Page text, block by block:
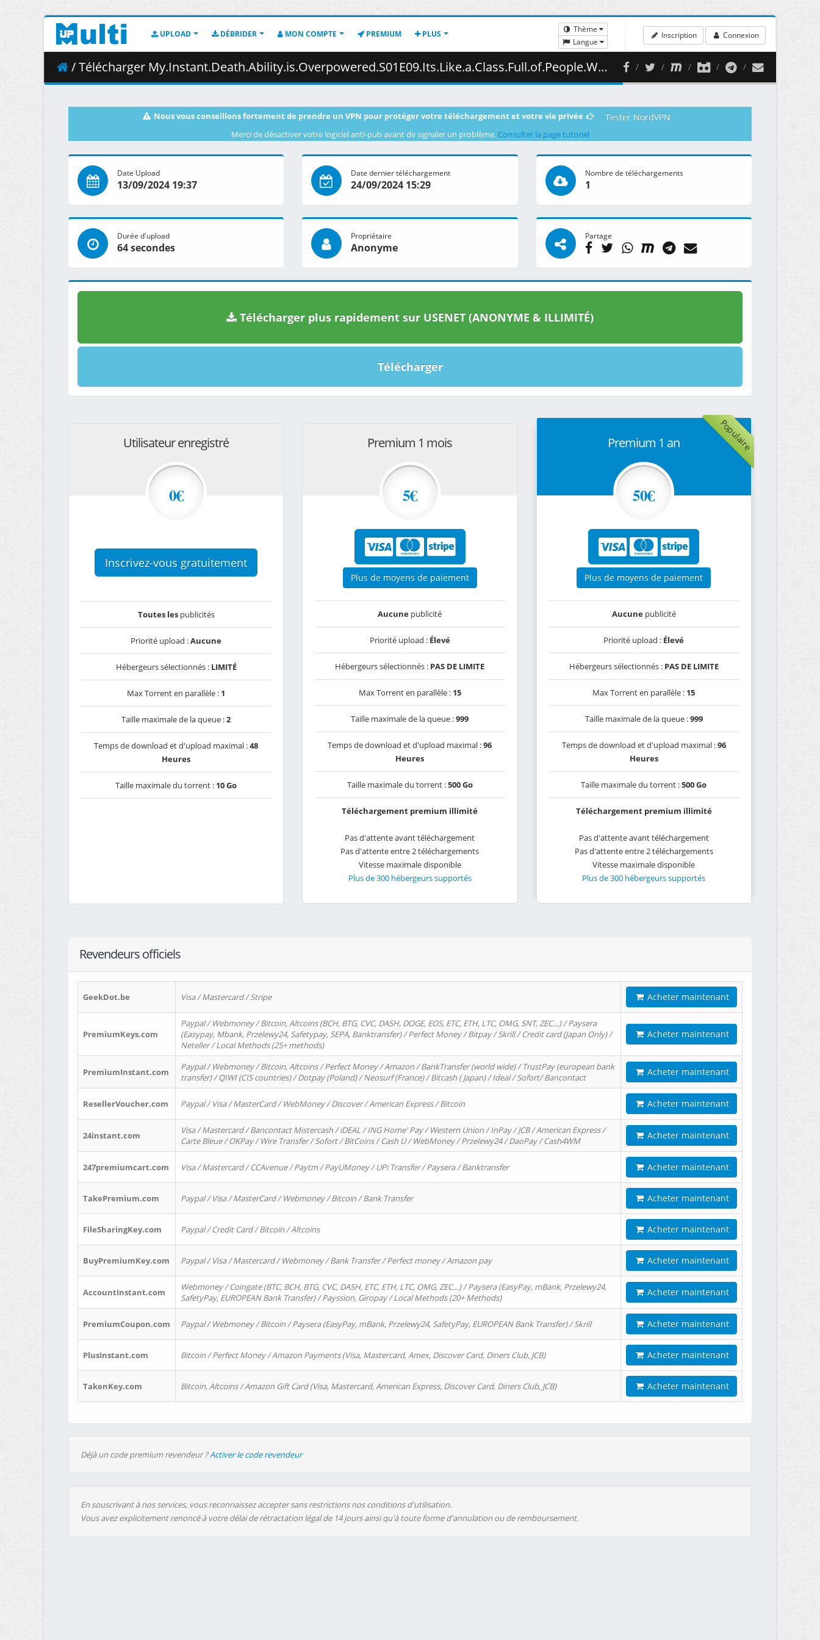
UPLOAD DÉBRIDER MON COMPTE PREMIUM PLUS
Thème
Langue
Inscription Connexion
/ Télécharger My.Instant.Death.Ability.is.Overpowered.S01E09.Its.Like.a.Class.Full.of.People.Who.Only.Want.to.Save.Themselves.1080p.AMZN.WEB-DL.DDP2.0.H.264.DUAL-VARYG.mkv.001 ( 499.16 MB )
Nous vous conseillons fortement de prendre un VPN pour protéger votre téléchargement et votre vie privée Tester NordVPN
Merci de désactiver votre logiciel anti-pub avant de signaler un problème. Consulter la page tutoriel
Date Upload
13/09/2024 19:37
Date dernier téléchargement
24/09/2024 15:29
Nombre de téléchargements
1
Durée d'upload
64 secondes
Propriétaire
Anonyme
Partage
Télécharger plus rapidement sur USENET (ANONYME & ILLIMITÉ)
Télécharger
Utilisateur enregistré
0€
Inscrivez-vous gratuitement
Toutes lespublicités
Priorité upload :Aucune
Hébergeurs sélectionnés : LIMITÉ
Max Torrent en parallèle : 1
Taille maximale de la queue :2
Temps de download et d'upload maximal :48
Heures
Taille maximale du torrent : 10 Go
Premium 1 mois
5€
Plus de moyens de paiement
Aucune publicité
Priorité upload : Élevé
Hébergeurs sélectionnés : PAS DE LIMITE
Max Torrent en parallèle : 15
Taille maximale de la queue :999
Temps de download et d'upload maximal :96
Heures
Taille maximale du torrent :500 Go
Téléchargement premium illimité
Pas d'attente avant téléchargement
Pas d'attente entre 2 téléchargements
Vitesse maximale disponible
Plus de 300 hébergeurs supportés
Populaire
Premium 1 an
50€
Plus de moyens de paiement
Aucunepublicité
Priorité upload : Élevé
Hébergeurs sélectionnés : PAS DE LIMITE
Max Torrent en parallèle : 15
Taille maximale de la queue :999
Temps de download et d'upload maximal :96
Heures
Taille maximale du torrent :500 Go
Téléchargement premium illimité
Pas d'attente avant téléchargement
Pas d'attente entre 2 téléchargements
Vitesse maximale disponible
Plus de 300 hébergeurs supportés
Revendeurs officiels
GeekDot.be Visa / Mastercard / Stripe Acheter maintenant
PremiumKeys.com
Paypal / Webmoney / Bitcoin, Altcoins (BCH, BTG, CVC, DASH, DOGE, EOS, ETC, ETH, LTC, OMG, SNT, ZEC…) / Paysera
(Easypay, Mbank, Przelewy24, Safetypay, SEPA, Banktransfer) / Perfect Money / Bitpay / Skrill / Credit card (Japan Only) /
Neteller / Local Methods (25+ methods)
Acheter maintenant
PremiumInstant.com
Paypal / Webmoney / Bitcoin, Altcoins / Perfect Money / Amazon / BankTransfer (world wide) / TrustPay (european bank
transfer) / QIWI (CIS countries) / Dotpay (Poland) / Neosurf (France) / Bitcash ( Japan) / Ideal / Sofort/ Bancontact
Acheter maintenant
ResellerVoucher.com Paypal / Visa / MasterCard / WebMoney / Discover / American Express / Bitcoin Acheter maintenant
24instant.com
Visa / Mastercard / Bancontact Mistercash / iDEAL / ING Home' Pay / Western Union / InPay / JCB / American Express /
Carte Bleue / OKPay / Wire Transfer / Sofort / BitCoins / Cash U / WebMoney / Przelewy24 / DaoPay / Cash4WM
Acheter maintenant
247premiumcart.com Visa / Mastercard / CCAvenue / Paytm / PayUMoney / UPi Transfer / Paysera / Banktransfer Acheter maintenant
TakePremium.com Paypal / Visa / MasterCard / Webmoney / Bitcoin / Bank Transfer Acheter maintenant
FileSharingKey.com Paypal / Credit Card / Bitcoin / Altcoins Acheter maintenant
BuyPremiumKey.com Paypal / Visa / Mastercard / Webmoney / Bank Transfer / Perfect money / Amazon pay Acheter maintenant
AccountInstant.com
Webmoney / Coingate (BTC, BCH, BTG, CVC, DASH, ETC, ETH, LTC, OMG, ZEC…) / Paysera (EasyPay, mBank, Przelewy24,
SafetyPay, EUROPEAN Bank Transfer) / Payssion, Giropay / Local Methods (20+ Methods)
Acheter maintenant
PremiumCoupon.com Paypal / Webmoney / Bitcoin / Paysera (EasyPay, mBank, Przelewy24, SafetyPay, EUROPEAN Bank Transfer) / Skrill Acheter maintenant
PlusInstant.com Bitcoin / Perfect Money / Amazon Payments (Visa, Mastercard, Amex, Discover Card, Diners Club, JCB) Acheter maintenant
TakenKey.com Bitcoin, Altcoins / Amazon Gift Card (Visa, Mastercard, American Express, Discover Card, Diners Club, JCB) Acheter maintenant
Déjà un code premium revendeur ?Activer le code revendeur
En souscrivant à nos services, vous reconnaissez accepter sans restrictions nos conditions d'utilisation.
Vous avez explicitement renoncé à votre délai de rétractation légal de 14 jours ainsi qu'à toute forme d'annulation ou de remboursement.